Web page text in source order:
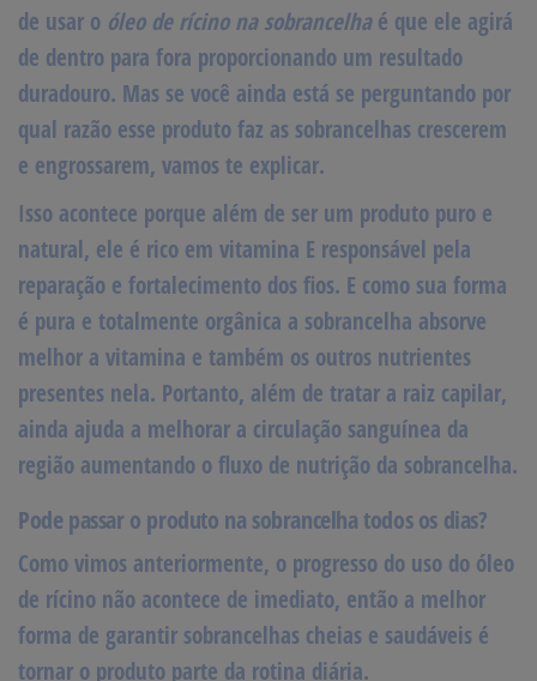
de usar o óleo de rícino na sobrancelhaé que ele agirá
de dentro para fora proporcionando um resultado
duradouro. Mas se você ainda está se perguntando por
qual razão esse produto faz as sobrancelhas crescerem
e engrossarem, vamos te explicar.
Isso acontece porque além de ser um produto puro e
natural, ele é rico em vitamina E responsável pela
reparação e fortalecimento dos fios. E como sua forma
é pura e totalmente orgânica a sobrancelha absorve
melhor a vitamina e também os outros nutrientes
presentes nela. Portanto, além de tratar a raiz capilar,
ainda ajuda a melhorar a circulação sanguínea da
região aumentando o fluxo de nutrição da sobrancelha.
Pode passar o produto na sobrancelha todos os dias?
Como vimos anteriormente, o progresso do uso do óleo
de rícino não acontece de imediato, então a melhor
forma de garantir sobrancelhas cheias e saudáveis é
tornar o produto parte da rotina diária.